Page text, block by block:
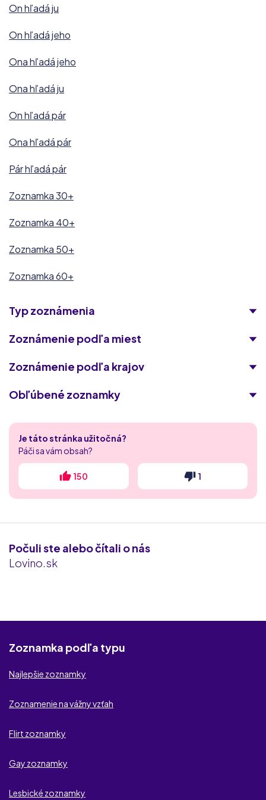
On hľadá ju
On hľadá jeho
Ona hľadá jeho
Ona hľadá ju
On hľadá pár
Ona hľadá pár
Pár hľadá pár
Zoznamka 30+
Zoznamka 40+
Zoznamka 50+
Zoznamka 60+
Typ zoznámenia
Zoznámenie podľa miest
Zoznámenie podľa krajov
Obľúbené zoznamky
Singles 50
Laskavokoli.com
MyDates
Fuckbook
Vaznyvztah.sk
Partneri.sk
lakaveflirty.com
Je táto stránka užitočná?
Páči sa vám obsah?
150 1
Počuli ste alebo čítali o nás
Lovino.sk
Zoznamka podľa typu
Najlepšie zoznamky
Zoznamenie na vážny vzťah
Flirt zoznamky
Gay zoznamky
Lesbické zoznamky